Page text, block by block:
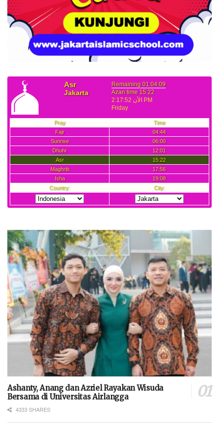
Ashanty, Anang dan Azriel Rayakan Wisuda
Bersama di Universitas Airlangga
4333 SHARES